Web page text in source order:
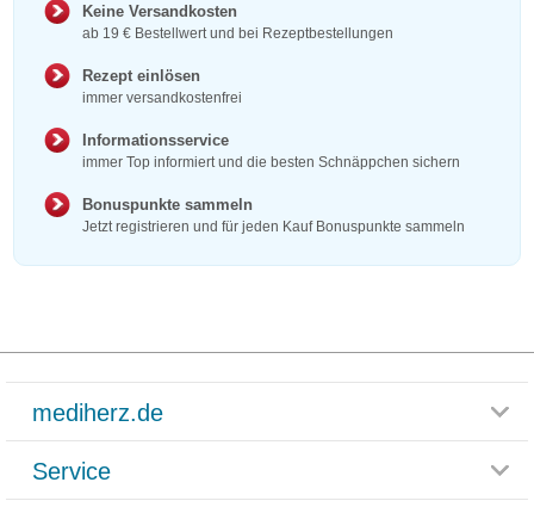
Keine Versandkosten
ab 19 € Bestellwert und bei Rezeptbestellungen
Rezept einlösen
immer versandkostenfrei
Informationsservice
immer Top informiert und die besten Schnäppchen sichern
Bonuspunkte sammeln
Jetzt registrieren und für jeden Kauf Bonuspunkte sammeln
mediherz.de
Glossar
Service